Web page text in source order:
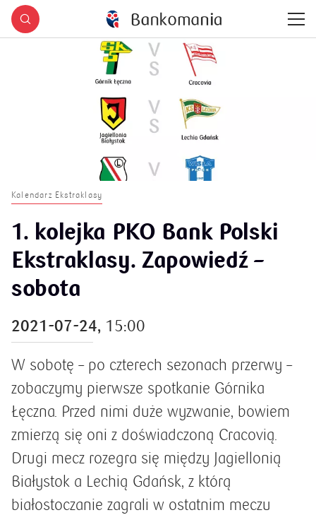
Kalendarz Ekstraklasy
1. kolejka PKO Bank Polski
Ekstraklasy. Zapowiedź –
sobota
2021-07-24, 15:00
W sobotę – po czterech sezonach przerwy –
zobaczymy pierwsze spotkanie Górnika
Łęczna. Przed nimi duże wyzwanie, bowiem
zmierzą się oni z doświadczoną Cracovią.
Drugi mecz rozegra się między Jagiellonią
Białystok a Lechią Gdańsk, z którą
białostoczanie zagrali w ostatnim meczu